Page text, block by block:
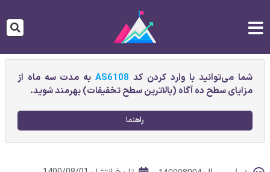
شما می‌توانید با وارد کردن کد AS6108به مدت سه ماه از
مزایای سطح ده آگاه (بالاترین سطح تخفیفات) بهرمند شوید.
راهنما